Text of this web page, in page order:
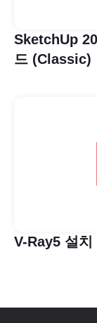
SketchUp
드 (Classic)
V-Ray5 설